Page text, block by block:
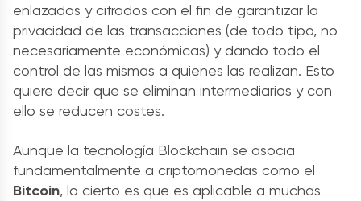
enlazados y cifrados con el fin de garantizar la
privacidad de las transacciones (de todo tipo, no
necesariamente económicas) y dando todo el
control de las mismas a quienes las realizan. Esto
quiere decir que se eliminan intermediarios y con
ello se reducen costes.
Aunque la tecnología Blockchain se asocia
fundamentalmente a criptomonedas como el
Bitcoin, lo cierto es que es aplicable a muchas